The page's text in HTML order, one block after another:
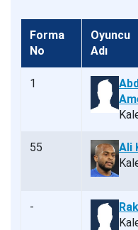
Forma
No
Oyuncu
Adı
1
55
Ali
-